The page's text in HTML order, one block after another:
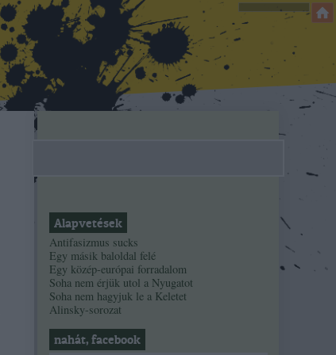
Alapvetések
Antifasizmus sucks
Egy másik baloldal felé
Egy közép-európai forradalom
Soha nem érjük utol a Nyugatot
Soha nem hagyjuk le a Keletet
Alinsky-sorozat
nahát, facebook